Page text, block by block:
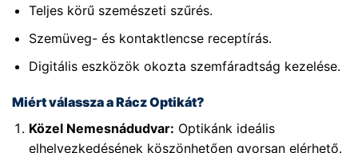
Teljes körű szemészeti szűrés.
Szemüveg- és kontaktlencse receptírás.
Digitális eszközök okozta szemfáradtság kezelése.
Miért válassza a Rácz Optikát?
Közel Nemesnádudvar: Optikánk ideális
elhelyezkedésének köszönhetően gyorsan elérhető.